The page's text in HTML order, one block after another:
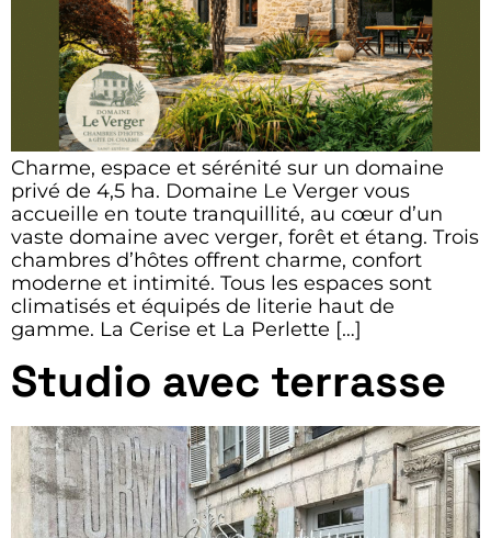
Charme, espace et sérénité sur un domaine
privé de 4,5 ha. Domaine Le Verger vous
accueille en toute tranquillité, au cœur d’un
vaste domaine avec verger, forêt et étang. Trois
chambres d’hôtes offrent charme, confort
moderne et intimité. Tous les espaces sont
climatisés et équipés de literie haut de
gamme. La Cerise et La Perlette […]
Studio avec terrasse